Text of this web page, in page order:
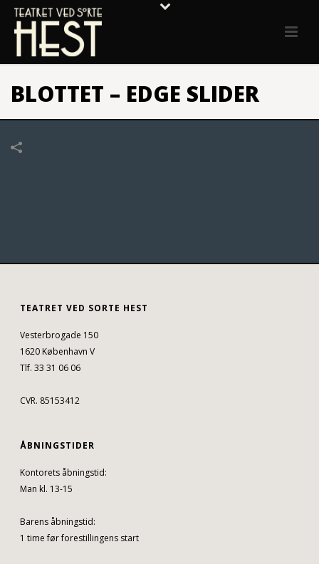
BLOTTET – EDGE SLIDER
TEATRET VED SORTE HEST
Vesterbrogade 150
1620 København V
Tlf. 33 31 06 06
CVR. 85153412
ÅBNINGSTIDER
Kontorets åbningstid:
Man kl. 13-15
Barens åbningstid:
1 time før forestillingens start